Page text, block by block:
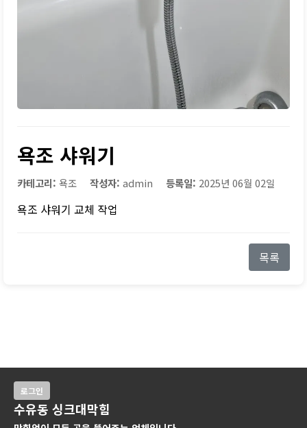
욕조 샤워기
카테고리: 욕조 작성자: admin 등록일: 2025년 06월 02일
욕조 샤워기 교체 작업
목록
로그인
수유동 싱크대막힘